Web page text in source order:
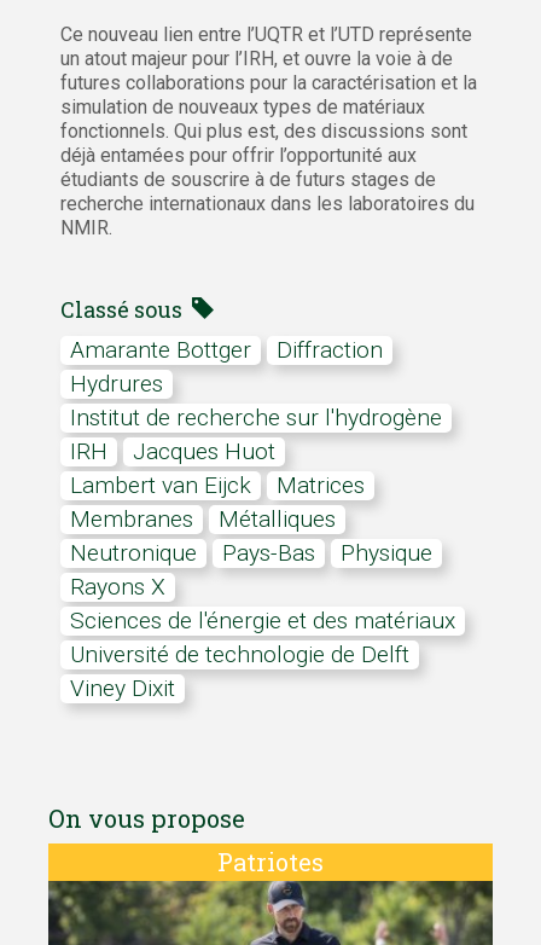
Ce nouveau lien entre l’UQTR et l’UTD représente
un atout majeur pour l’IRH, et ouvre la voie à de
futures collaborations pour la caractérisation et la
simulation de nouveaux types de matériaux
fonctionnels. Qui plus est, des discussions sont
déjà entamées pour offrir l’opportunité aux
étudiants de souscrire à de futurs stages de
recherche internationaux dans les laboratoires du
NMIR.
Classé sous
Amarante Bottger
diffraction
hydrures
Institut de recherche sur l'hydrogène
IRH
Jacques Huot
Lambert van Eijck
matrices
membranes
métalliques
neutronique
Pays-Bas
physique
rayons X
sciences de l'énergie et des matériaux
Université de technologie de Delft
Viney Dixit
On vous propose
Patriotes